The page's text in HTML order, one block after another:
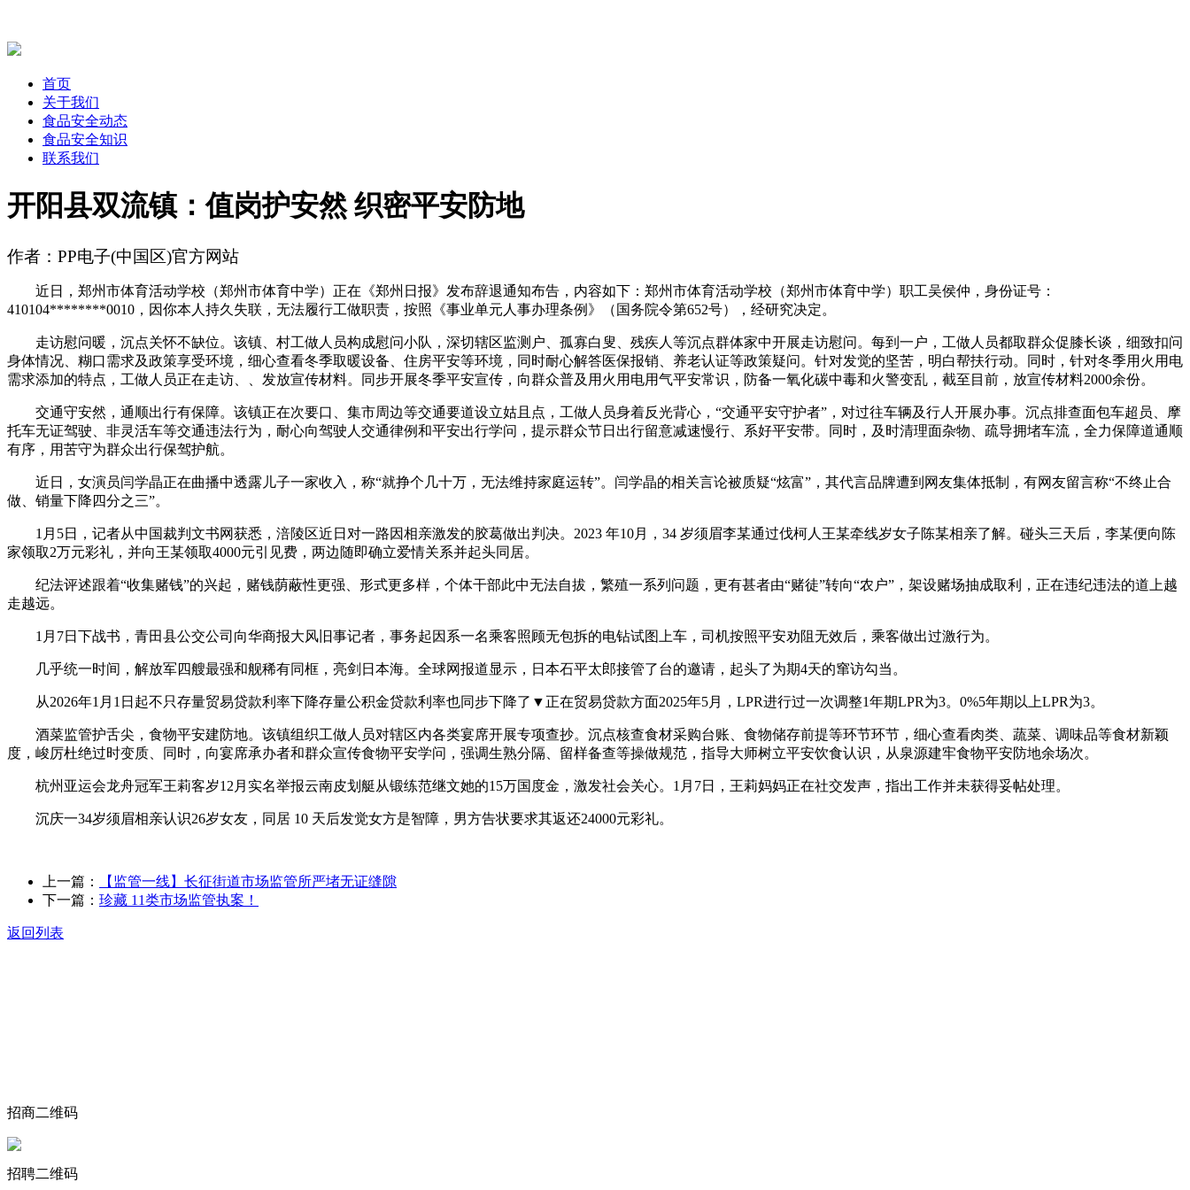
首页
关于我们
食品安全动态
食品安全知识
联系我们
开阳县双流镇：值岗护安然 织密平安防地
作者：PP电子(中国区)官方网站
近日，郑州市体育活动学校（郑州市体育中学）正在《郑州日报》发布辞退通知布告，内容如下：郑州市体育活动学校（郑州市体育中学）职工吴侯仲，身份证号：
410104********0010，因你本人持久失联，无法履行工做职责，按照《事业单元人事办理条例》（国务院令第652号），经研究决定。
走访慰问暖，沉点关怀不缺位。该镇、村工做人员构成慰问小队，深切辖区监测户、孤寡白叟、残疾人等沉点群体家中开展走访慰问。每到一户，工做人员都取群众促膝长谈，细致扣问
身体情况、糊口需求及政策享受环境，细心查看冬季取暖设备、住房平安等环境，同时耐心解答医保报销、养老认证等政策疑问。针对发觉的坚苦，明白帮扶行动。同时，针对冬季用火用电
需求添加的特点，工做人员正在走访、、发放宣传材料。同步开展冬季平安宣传，向群众普及用火用电用气平安常识，防备一氧化碳中毒和火警变乱，截至目前，放宣传材料2000余份。
交通守安然，通顺出行有保障。该镇正在次要口、集市周边等交通要道设立姑且点，工做人员身着反光背心，“交通平安守护者”，对过往车辆及行人开展办事。沉点排查面包车超员、摩
托车无证驾驶、非灵活车等交通违法行为，耐心向驾驶人交通律例和平安出行学问，提示群众节日出行留意减速慢行、系好平安带。同时，及时清理面杂物、疏导拥堵车流，全力保障道通顺
有序，用苦守为群众出行保驾护航。
近日，女演员闫学晶正在曲播中透露儿子一家收入，称“就挣个几十万，无法维持家庭运转”。闫学晶的相关言论被质疑“炫富”，其代言品牌遭到网友集体抵制，有网友留言称“不终止合
做、销量下降四分之三”。
1月5日，记者从中国裁判文书网获悉，涪陵区近日对一路因相亲激发的胶葛做出判决。2023 年10月，34 岁须眉李某通过伐柯人王某牵线岁女子陈某相亲了解。碰头三天后，李某便向陈
家领取2万元彩礼，并向王某领取4000元引见费，两边随即确立爱情关系并起头同居。
纪法评述跟着“收集赌钱”的兴起，赌钱荫蔽性更强、形式更多样，个体干部此中无法自拔，繁殖一系列问题，更有甚者由“赌徒”转向“农户”，架设赌场抽成取利，正在违纪违法的道上越
走越远。
1月7日下战书，青田县公交公司向华商报大风旧事记者，事务起因系一名乘客照顾无包拆的电钻试图上车，司机按照平安劝阻无效后，乘客做出过激行为。
几乎统一时间，解放军四艘最强和舰稀有同框，亮剑日本海。全球网报道显示，日本石平太郎接管了台的邀请，起头了为期4天的窜访勾当。
从2026年1月1日起不只存量贸易贷款利率下降存量公积金贷款利率也同步下降了▼正在贸易贷款方面2025年5月，LPR进行过一次调整1年期LPR为3。0%5年期以上LPR为3。
酒菜监管护舌尖，食物平安建防地。该镇组织工做人员对辖区内各类宴席开展专项查抄。沉点核查食材采购台账、食物储存前提等环节环节，细心查看肉类、蔬菜、调味品等食材新颖
度，峻厉杜绝过时变质、同时，向宴席承办者和群众宣传食物平安学问，强调生熟分隔、留样备查等操做规范，指导大师树立平安饮食认识，从泉源建牢食物平安防地余场次。
杭州亚运会龙舟冠军王莉客岁12月实名举报云南皮划艇从锻练范继文她的15万国度金，激发社会关心。1月7日，王莉妈妈正在社交发声，指出工作并未获得妥帖处理。
沉庆一34岁须眉相亲认识26岁女友，同居 10 天后发觉女方是智障，男方告状要求其返还24000元彩礼。
上一篇：
【监管一线】长征街道市场监管所严堵无证缝隙
下一篇： 珍藏 11类市场监管执案！
返回列表
招商二维码
招聘二维码